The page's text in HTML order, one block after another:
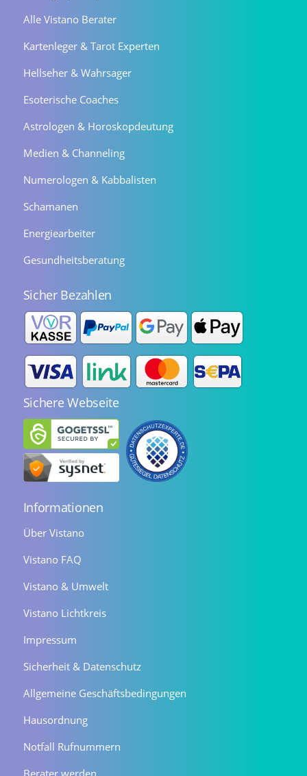
Alle Vistano Berater
Kartenleger & Tarot Experten
Hellseher & Wahrsager
Esoterische Coaches
Astrologen & Horoskopdeutung
Medien & Channeling
Numerologen & Kabbalisten
Schamanen
Energiearbeiter
Gesundheitsberatung
Sicher Bezahlen
Sichere Webseite
Informationen
Über Vistano
Vistano FAQ
Vistano & Umwelt
Vistano Lichtkreis
Impressum
Sicherheit & Datenschutz
Allgemeine Geschäftsbedingungen
Hausordnung
Notfall Rufnummern
Berater werden